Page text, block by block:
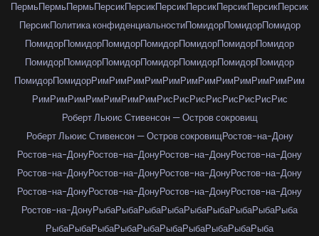
ПермьПермьПермьПерсикПерсикПерсикПерсикПерсикПерсикПерсик
ПерсикПолитика конфиденциальностиПомидорПомидорПомидор
ПомидорПомидорПомидорПомидорПомидорПомидорПомидор
ПомидорПомидорПомидорПомидорПомидорПомидорПомидор
ПомидорПомидорРимРимРимРимРимРимРимРимРимРимРимРим
РимРимРимРимРимРимРимРисРисРисРисРисРисРисРис
Роберт Льюис Стивенсон — Остров сокровищ
Роберт Льюис Стивенсон — Остров сокровищРостов-на-Дону
Ростов-на-ДонуРостов-на-ДонуРостов-на-ДонуРостов-на-Дону
Ростов-на-ДонуРостов-на-ДонуРостов-на-ДонуРостов-на-Дону
Ростов-на-ДонуРостов-на-ДонуРостов-на-ДонуРостов-на-Дону
Ростов-на-ДонуРыбаРыбаРыбаРыбаРыбаРыбаРыбаРыбаРыба
РыбаРыбаРыбаРыбаРыбаРыбаРыбаРыбаРыбаРыба